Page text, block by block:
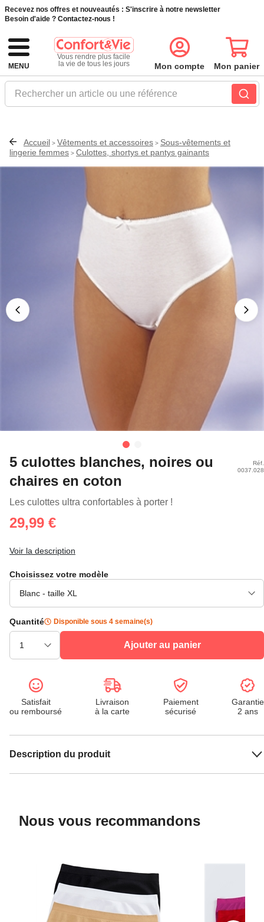
Recevez nos offres et nouveautés : S'inscrire à notre newsletter
Besoin d'aide ? Contactez-nous !
MENU
Vous rendre plus facile
la vie de tous les jours
Rechercher un article ou une référence
Mon compte Mon panier
Accueil > Vêtements et accessoires > Sous-vêtements et
lingerie femmes > Culottes, shortys et pantys gainants
5 culottes blanches, noires ou
chaires en coton
Les culottes ultra confortables à porter !
Réf.
0037.028
29,99 €
Voir la description
Choisissez votre modèle
Quantité Disponible sous 4 semaine(s)
Ajouter au panier
Satisfait
ou remboursé
Livraison
à la carte
Paiement
sécurisé
Garantie
2 ans
Description du produit
Nous vous recommandons